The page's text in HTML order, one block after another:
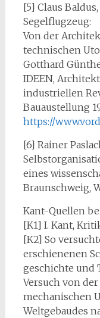
[5] Claus
Segelflugzeug:
Von der
technischen
Gotthard
IDEEN,
industriellen
Bauaustellung
https://
[6] Rainer
eines
Braunschweig,
Kant-Quellen
[K1] I. Kant,
[K2] So
erschienenen
geschichte und
Versuch von
mechanischen
Weltgebaudes